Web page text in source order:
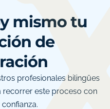
mismo tu
de
profesionales bilingües
recorrer este proceso con